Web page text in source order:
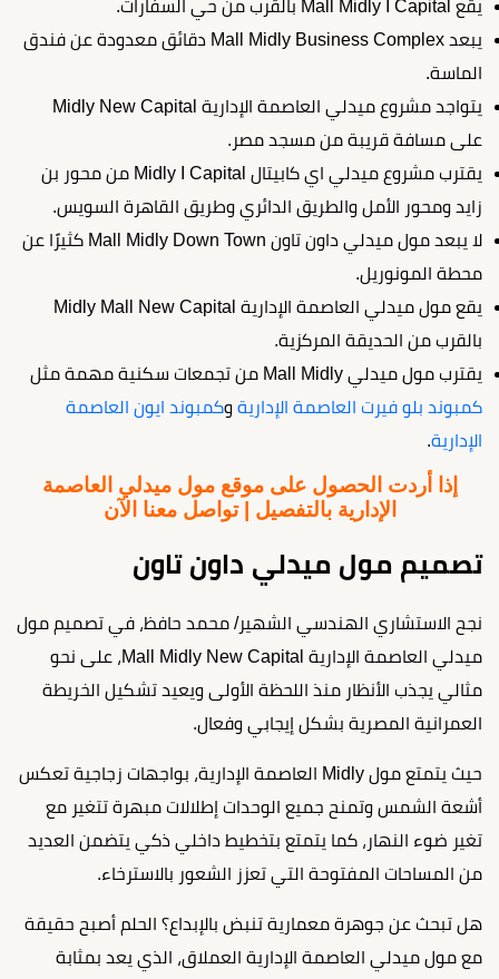
يقع Mall Midly I Capital بالقرب من حي السفارات.
يبعد Mall Midly Business Complex دقائق معدودة عن فندق
الماسة.
يتواجد مشروع ميدلي العاصمة الإدارية Midly New Capital
على مسافة قريبة من مسجد مصر.
يقترب مشروع ميدلي اي كابيتال Midly I Capital من محور بن
زايد ومحور الأمل والطريق الدائري وطريق القاهرة السويس.
لا يبعد مول ميدلي داون تاون Mall Midly Down Town كثيرًا عن
محطة المونوريل.
يقع مول ميدلي العاصمة الإدارية Midly Mall New Capital
بالقرب من الحديقة المركزية.
يقترب مول ميدلي Mall Midly من تجمعات سكنية مهمة مثل
كمبوند بلو فيرت العاصمة الإدارية وكمبوند ايون العاصمة
الإدارية.
إذا أردت الحصول على موقع مول ميدلي العاصمة
الإدارية بالتفصيل | تواصل معنا الآن
تصميم مول ميدلي داون تاون
نجح الاستشاري الهندسي الشهير/ محمد حافظ، في تصميم مول
ميدلي العاصمة الإدارية Mall Midly New Capital، على نحو
مثالي يجذب الأنظار منذ اللحظة الأولى ويعيد تشكيل الخريطة
العمرانية المصرية بشكل إيجابي وفعال.
حيث يتمتع مول Midly العاصمة الإدارية، بواجهات زجاجية تعكس
أشعة الشمس وتمنح جميع الوحدات إطلالات مبهرة تتغير مع
تغير ضوء النهار، كما يتمتع بتخطيط داخلي ذكي يتضمن العديد
من المساحات المفتوحة التي تعزز الشعور بالاسترخاء.
هل تبحث عن جوهرة معمارية تنبض بالإبداع؟ الحلم أصبح حقيقة
مع مول ميدلي العاصمة الإدارية العملاق، الذي يعد بمثابة